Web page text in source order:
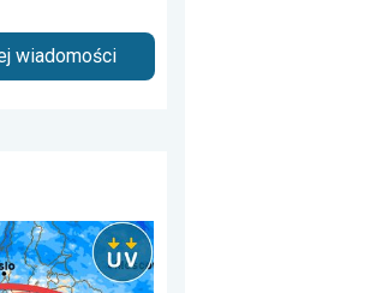
wiadomości
6 sierpnia 2026
Chroń się przed słońcem. . .